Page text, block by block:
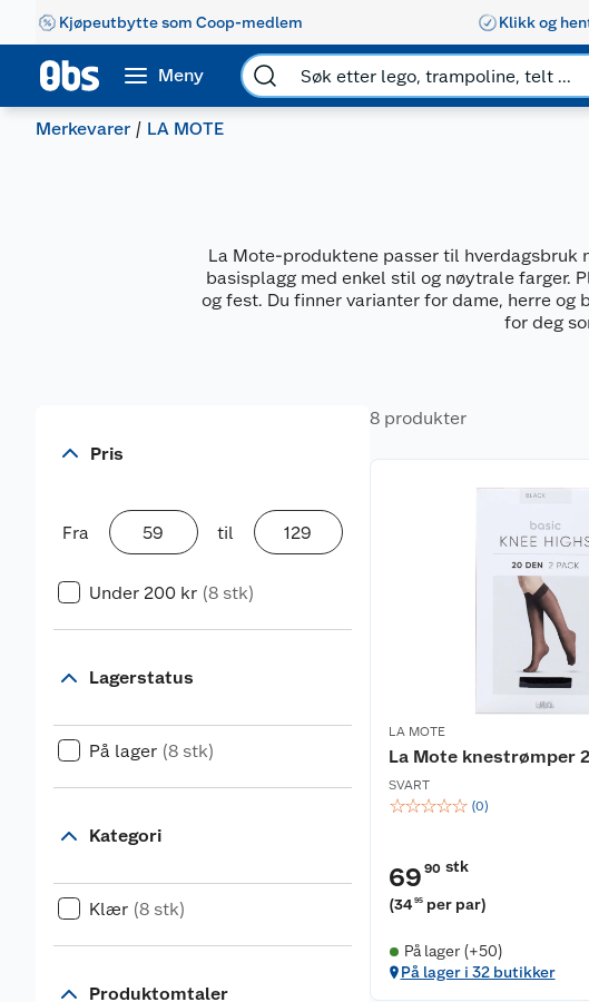
Kjøpeutbytte som Coop-medlem Klikk og
Meny
Merkevarer LA MOTE
La Mote-produktene passer til hverdagsbruk
basisplagg med enkel stil og nøytrale farger.
og fest. Du finner varianter for dame, herre og
for deg
Pris
Fra til
Under 200 kr (8 stk)
Lagerstatus
På lager (8 stk)
Kategori
Klær (8 stk)
Produktomtaler
8 produkter
LA MOTE
La Mote knestrømper
SVART
☆☆☆☆☆ (0)
69 90 stk
(34 95 per par)
På lager (+50)
På lager i 32 butikker